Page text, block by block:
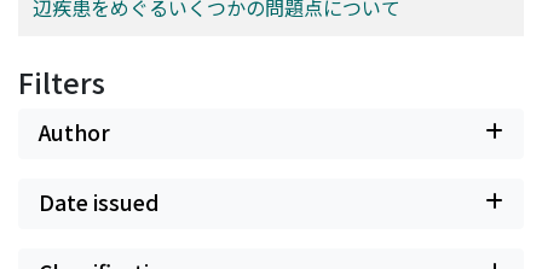
辺疾患をめぐるいくつかの問題点について
Filters
Author
Date issued